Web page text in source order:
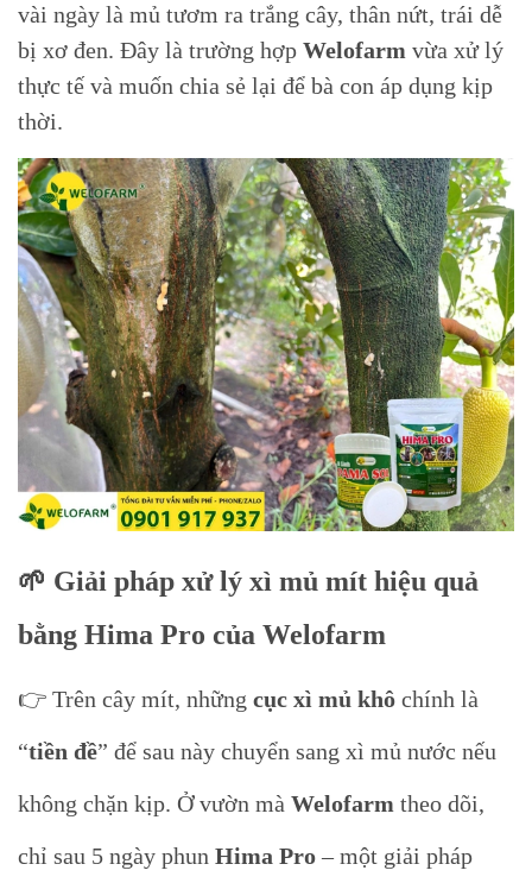
vài ngày là mủ tươm ra trắng cây, thân nứt, trái dễ
bị xơ đen. Đây là trường hợp Welofarm vừa xử lý
thực tế và muốn chia sẻ lại để bà con áp dụng kịp
thời.
🌱 Giải pháp xử lý xì mủ mít hiệu quả
bằng Hima Pro của Welofarm
👉 Trên cây mít, những cục xì mủ khô chính là
“tiền đề” để sau này chuyển sang xì mủ nước nếu
không chặn kịp. Ở vườn mà Welofarm theo dõi,
chỉ sau 5 ngày phun Hima Pro– một giải pháp